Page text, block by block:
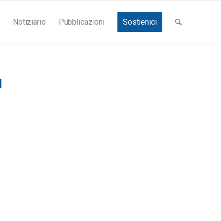
Notiziario Pubblicazioni Sostienici